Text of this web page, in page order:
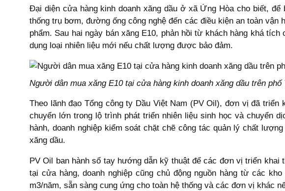
Đại diện cửa hàng kinh doanh xăng dầu ở xã Ứng Hòa cho biết,
thống trụ bơm, đường ống công nghệ đến các điều kiện an toàn
phẩm. Sau hai ngày bán xăng E10, phản hồi từ khách hàng khá
dụng loại nhiên liệu mới nếu chất lượng được bảo đảm.
Người dân mua xăng E10 tại cửa hàng kinh doanh xăng dầu trên phố
Theo lãnh đạo Tổng công ty Dầu Việt Nam (PV Oil), đơn vị đã
chuyển lớn trong lộ trình phát triển nhiên liệu sinh học và chuyển
hành, doanh nghiệp kiểm soát chặt chẽ công tác quản lý chất
xăng dầu.
PV Oil ban hành sổ tay hướng dẫn kỹ thuật để các đơn vị triển khai
tại cửa hàng, doanh nghiệp cũng chủ động nguồn hàng từ các
m3/năm, sẵn sàng cung ứng cho toàn hệ thống và các đơn vị khác